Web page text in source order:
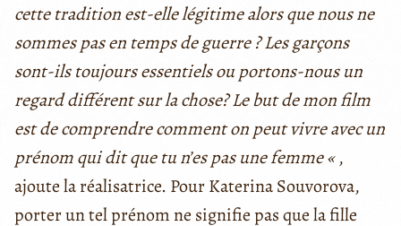
cette tradition est-elle légitime alors que nous ne
sommes pas en temps de guerre ? Les garçons
sont-ils toujours essentiels ou portons-nous un
regard différent sur la chose? Le but de mon film
est de comprendre comment on peut vivre avec un
prénom qui dit que tu n’es pas une femme «,
ajoute la réalisatrice. Pour Katerina Souvorova,
porter un tel prénom ne signifie pas que la fille